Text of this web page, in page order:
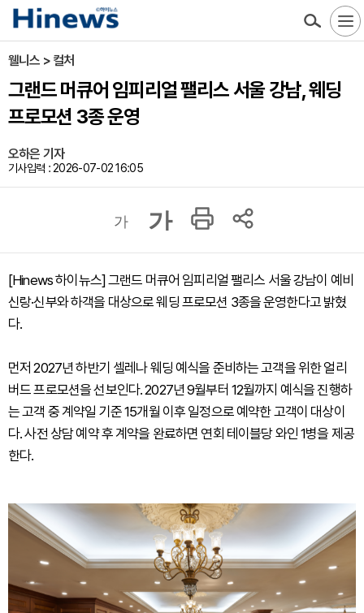
웰니스 > 컬처
그랜드 머큐어 임피리얼 팰리스 서울 강남, 웨딩
프로모션 3종 운영
오하은 기자
기사입력 : 2026-07-02 16:05
가 가
[Hinews 하이뉴스] 그랜드 머큐어 임피리얼 팰리스 서울 강남이 예비
신랑·신부와 하객을 대상으로 웨딩 프로모션 3종을 운영한다고 밝혔
다.
먼저 2027년 하반기 셀레나 웨딩 예식을 준비하는 고객을 위한 얼리
버드 프로모션을 선보인다. 2027년 9월부터 12월까지 예식을 진행하
는 고객 중 계약일 기준 15개월 이후 일정으로 예약한 고객이 대상이
다. 사전 상담 예약 후 계약을 완료하면 연회 테이블당 와인 1병을 제공
한다.